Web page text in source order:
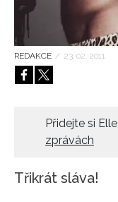
REDAKCE / 23. 02. 2011
Přidejte si
zprávách
Třikrát sláva!